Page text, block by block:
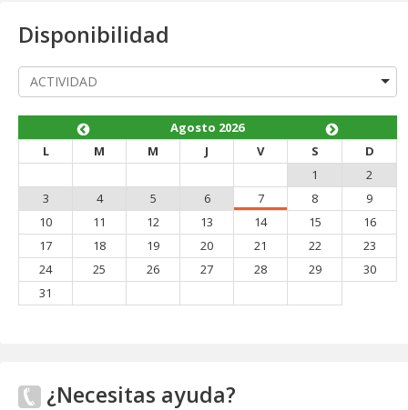
Disponibilidad
Agosto 2026
L
M M J V S
D
1
2
3
4 5 6 7 8
9
10
11 12 13 14 15
16
17
18 19 20 21 22
23
24
25 26 27 28 29
30
31
¿Necesitas ayuda?